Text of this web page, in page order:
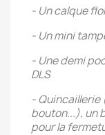
- Un calque
- Un mini
- Une demi
DLS
-
bouton...), un
pour la